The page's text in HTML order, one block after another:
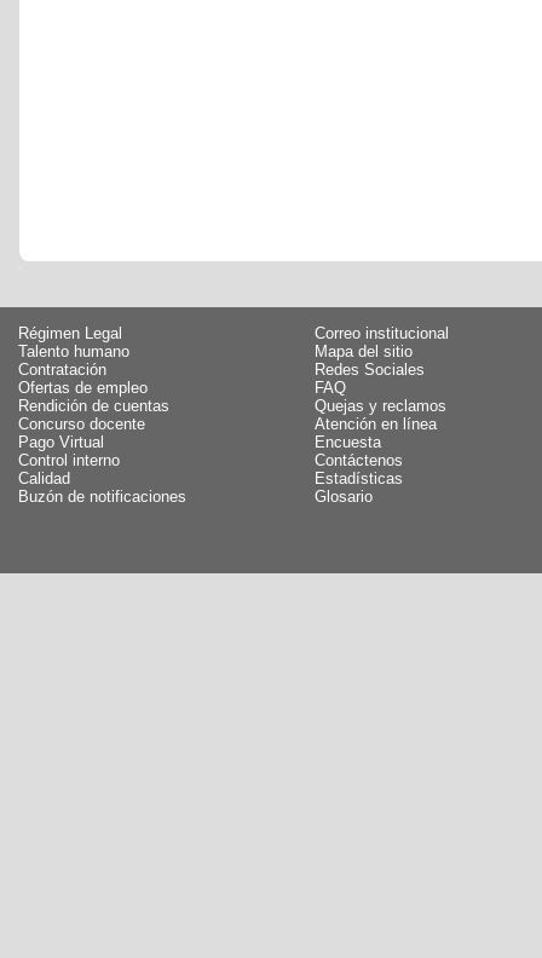
Régimen Legal
Talento humano
Contratación
Ofertas de empleo
Rendición de cuentas
Concurso docente
Pago Virtual
Control interno
Calidad
Buzón de notificaciones
Correo institucional
Mapa del sitio
Redes Sociales
FAQ
Quejas y reclamos
Atención en línea
Encuesta
Contáctenos
Estadísticas
Glosario